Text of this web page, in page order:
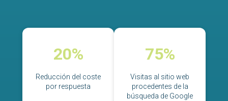
20%
Reducción del coste
por respuesta
75%
Visitas al sitio web
procedentes de la
búsqueda de Google